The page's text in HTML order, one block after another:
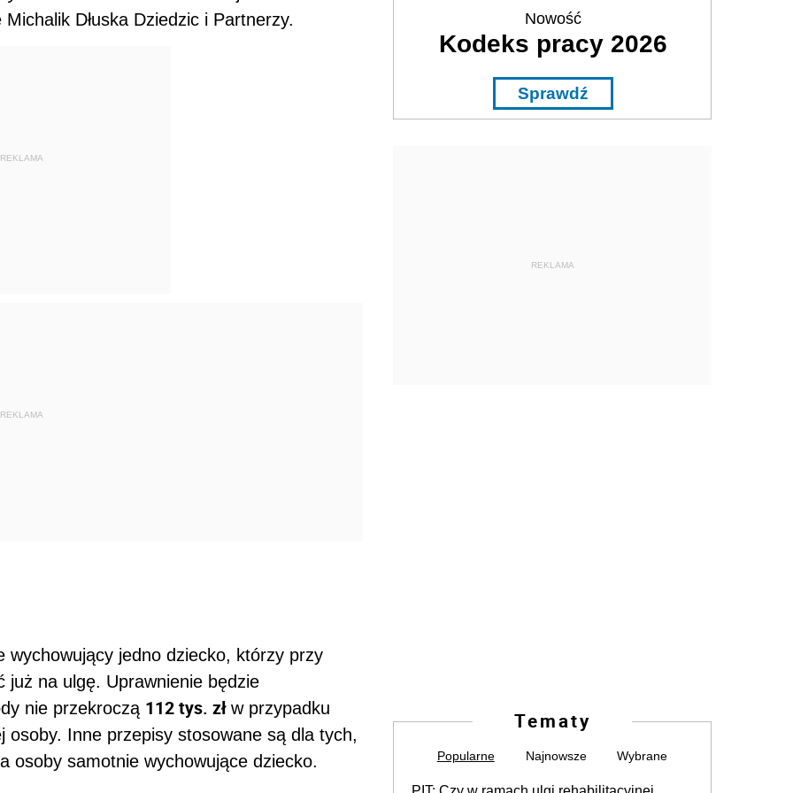
Dłuska Dziedzic i Partnerzy.
REKLAMA
REKLAMA
wychowujący jedno dziecko, którzy przy
już na ulgę. Uprawnienie będzie
nie przekroczą 112 tys. zł w przypadku
osoby. Inne przepisy stosowane są dla tych,
osoby samotnie wychowujące dziecko.
Nowość
Kodeks pracy 2026
Sprawdź
REKLAMA
Tematy
Popularne Najnowsze Wybrane